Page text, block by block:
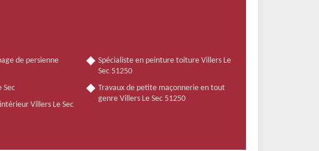
de persienne
Sec
Villers Le Sec
Spécialiste en peinture toiture Villers Le
Sec 51250
Travaux de petite maçonnerie en tout
genre Villers Le Sec 51250